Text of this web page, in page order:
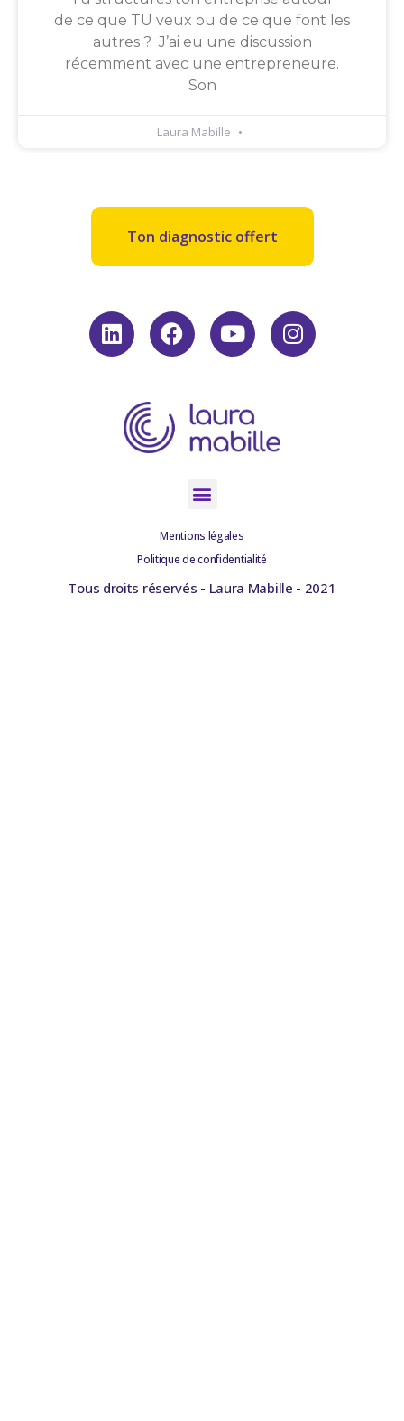
de ce que TU veux ou de ce que font les
autres ? J’ai eu une discussion
récemment avec une entrepreneure.
Son
Laura Mabille
Ton diagnostic offert
Mentions légales
Politique de confidentialité
Tous droits réservés - Laura Mabille - 2021